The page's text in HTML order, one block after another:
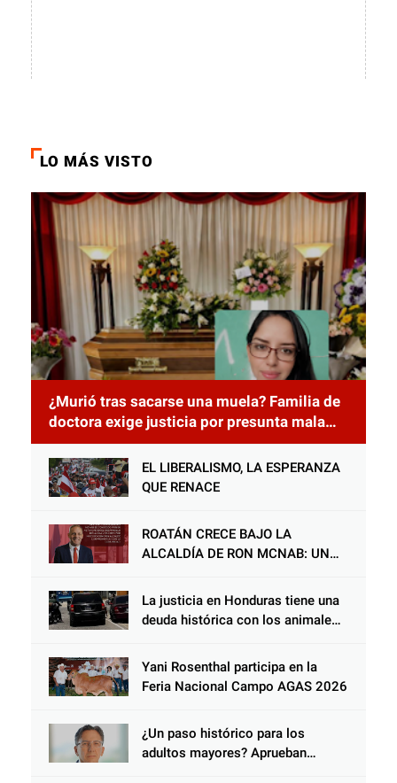
LO MÁS VISTO
¿Murió tras sacarse una muela? Familia de
doctora exige justicia por presunta mala
práctica odontológica
EL LIBERALISMO, LA ESPERANZA
QUE RENACE
ROATÁN CRECE BAJO LA
ALCALDÍA DE RON MCNAB: UN
COMUNIDAD Y DEL PARTIDO
LIBERAL
La justicia en Honduras tiene una
deuda histórica con los animales,
peso de la ley al responsable de
Choloma es consolidar un Estado
que protege al verdugo y
Yani Rosenthal participa en la
Feria Nacional Campo AGAS 2026
¿Un paso histórico para los
adultos mayores? Aprueban